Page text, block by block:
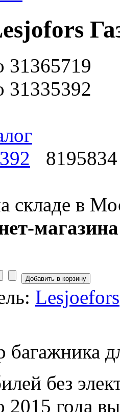
31365719
31335392
складе в
Lesjoefors
багажника
без
года